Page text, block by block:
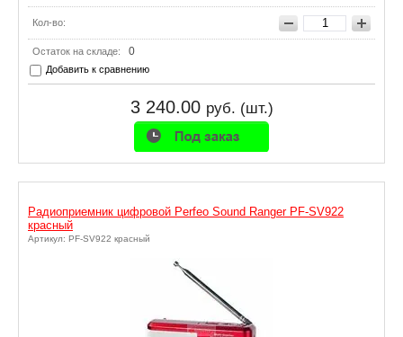
Кол-во:
Остаток на складе: 0
Добавить к сравнению
3 240.00 руб. (шт.)
Радиоприемник цифровой Perfeo Sound Ranger PF-SV922
красный
Артикул: PF-SV922 красный